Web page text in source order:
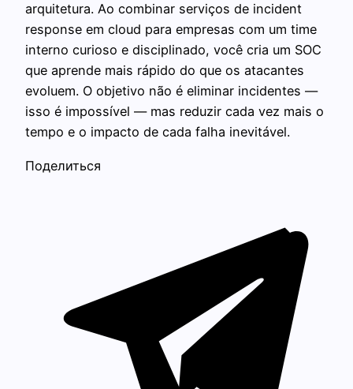
arquitetura. Ao combinar serviços de incident
response em cloud para empresas com um time
interno curioso e disciplinado, você cria um SOC
que aprende mais rápido do que os atacantes
evoluem. O objetivo não é eliminar incidentes —
isso é impossível — mas reduzir cada vez mais o
tempo e o impacto de cada falha inevitável.
Поделиться